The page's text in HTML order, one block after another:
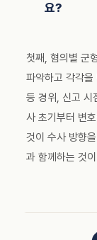
요?
첫째, 혐의별 군
파악하고 각각
등 경위, 신고 시
사 초기부터 변
것이 수사 방향
과 함께하는 것